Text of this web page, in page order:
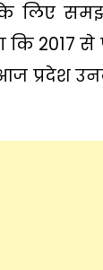
2017 से
प्रदेश